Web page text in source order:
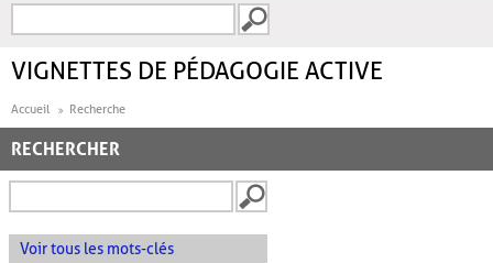
FORMULAIRE DE
VIGNETTES DE PÉDAGOGIE ACTIVE
Accueil Recherche
RECHERCHER
Voir tous les mots-clés